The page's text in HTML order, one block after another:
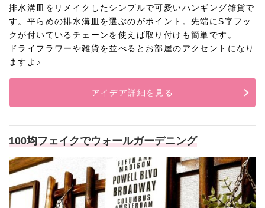
排水溝皿をリメイクしたシンプルで可愛いハンギング雑貨で
す。平らめの排水溝皿を選ぶのがポイント。先端にS字フッ
クが付いているチェーンを使えば取り付けも簡単です。
ドライフラワーや雑貨を並べるとお部屋のアクセントになり
ますよ♪
アイデア詳細を見る
100均フェイクでウォールガーデニング